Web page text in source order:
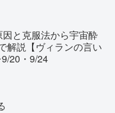
と克服法から宇宙酔
解説【ヴィランの言い
20・9/24